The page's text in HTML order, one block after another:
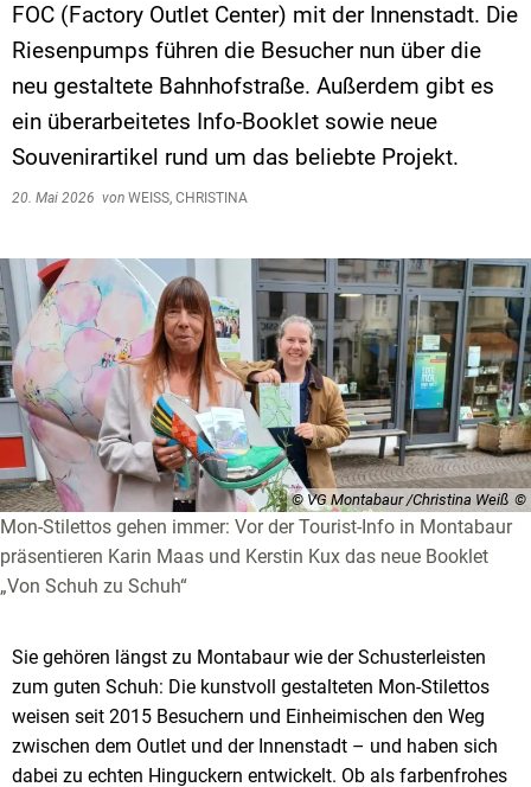
FOC (Factory Outlet Center) mit der Innenstadt. Die
Riesenpumps führen die Besucher nun über die
neu gestaltete Bahnhofstraße. Außerdem gibt es
ein überarbeitetes Info-Booklet sowie neue
Souvenirartikel rund um das beliebte Projekt.
20. Mai 2026 von WEISS, CHRISTINA
© VG Montabaur /Christina Weiß
Mon-Stilettos gehen immer: Vor der Tourist-Info in Montabaur
präsentieren Karin Maas und Kerstin Kux das neue Booklet
„Von Schuh zu Schuh“
Sie gehören längst zu Montabaur wie der Schusterleisten
zum guten Schuh: Die kunstvoll gestalteten Mon-Stilettos
weisen seit 2015 Besuchern und Einheimischen den Weg
zwischen dem Outlet und der Innenstadt – und haben sich
dabei zu echten Hinguckern entwickelt. Ob als farbenfrohes